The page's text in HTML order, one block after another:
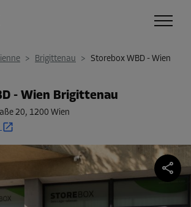
> Brigittenau > Storebox WBD - Wien
- Wien Brigittenau
20, 1200 Wien